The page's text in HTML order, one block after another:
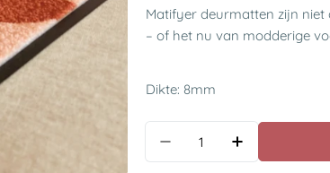
Matifyer deurmatten zijn
– of het nu van modderige
Dikte: 8mm